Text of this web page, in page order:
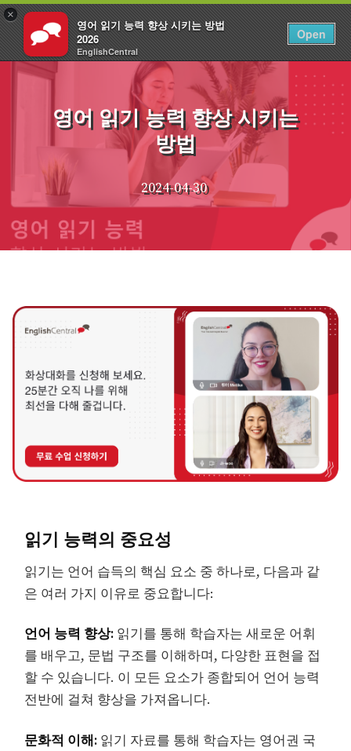
×
영어 읽기 능력 향상 시키는 방법
2026
EnglishCentral
Open
로그인 KO
Skip
영어 읽기 능력 향상 시키는
방법
2024-04-30
읽기 능력의 중요성
읽기는 언어 습득의 핵심 요소 중 하나로, 다음과 같
은 여러 가지 이유로 중요합니다:
언어 능력 향상: 읽기를 통해 학습자는 새로운 어휘
를 배우고, 문법 구조를 이해하며, 다양한 표현을 접
할 수 있습니다. 이 모든 요소가 종합되어 언어 능력
전반에 걸쳐 향상을 가져옵니다.
문화적 이해: 읽기 자료를 통해 학습자는 영어권 국